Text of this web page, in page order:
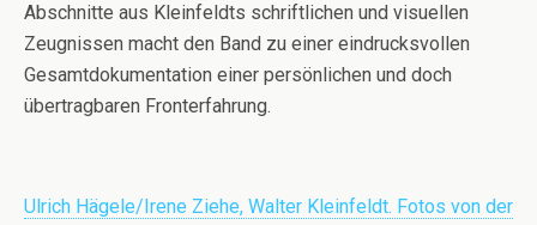
Abschnitte aus Kleinfeldts schriftlichen und visuellen
Zeugnissen macht den Band zu einer eindrucksvollen
Gesamtdokumentation einer persönlichen und doch
übertragbaren Fronterfahrung.
Ulrich Hägele/Irene Ziehe, Walter Kleinfeldt. Fotos von der